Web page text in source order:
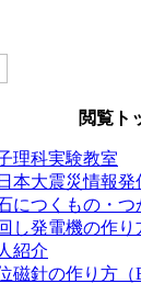
閲覧ト
理科実験教室
本大震災情報発
につくもの・つ
し発電機の作り
紹介
磁針の作り方（